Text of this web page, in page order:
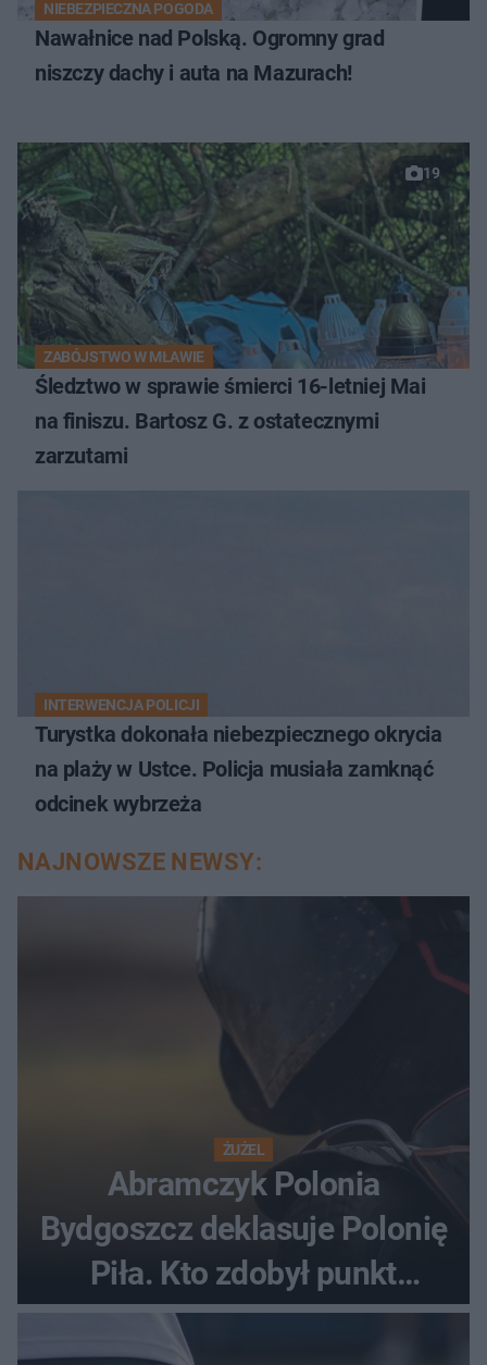
NIEBEZPIECZNA POGODA
Nawałnice nad Polską. Ogromny grad
niszczy dachy i auta na Mazurach!
19
ZABÓJSTWO W MŁAWIE
Śledztwo w sprawie śmierci 16-letniej Mai
na finiszu. Bartosz G. z ostatecznymi
zarzutami
INTERWENCJA POLICJI
Turystka dokonała niebezpiecznego okrycia
na plaży w Ustce. Policja musiała zamknąć
odcinek wybrzeża
NAJNOWSZE NEWSY:
ŻUŻEL
Abramczyk Polonia
Bydgoszcz deklasuje Polonię
Piła. Kto zdobył punkt
bonusowy?